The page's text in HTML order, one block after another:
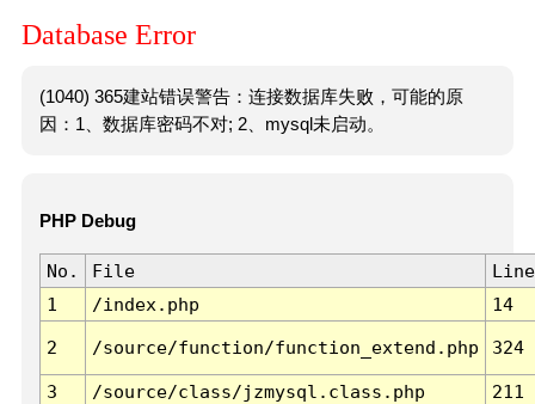
Database Error
(1040) 365建站错误警告：连接数据库失败，可能的原
因：1、数据库密码不对; 2、mysql未启动。
PHP Debug
No. File
Line
1
/index.php 14
2 /source/function/function_extend.php 324
3 /source/class/jzmysql.class.php
211